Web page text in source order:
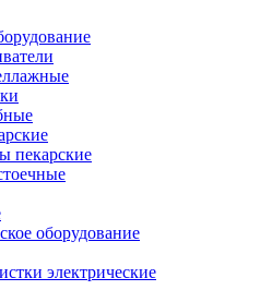
пекарские
оборудование
электрические